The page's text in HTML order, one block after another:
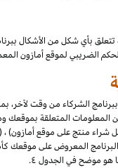
بأي شكل من الأشكال
الضريبي لموقع أمازون
الشركاء من وقت لآخر،
المتعلقة بموقعك
منتج على موقع أمازون) ، (ب)
المعروض على موقعك
موضح في الجدول ٤.